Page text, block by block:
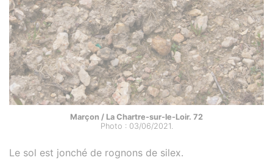
Marçon / La Chartre-sur-le-Loir. 72
Photo : 03/06/2021.
Le sol est jonché de rognons de silex.